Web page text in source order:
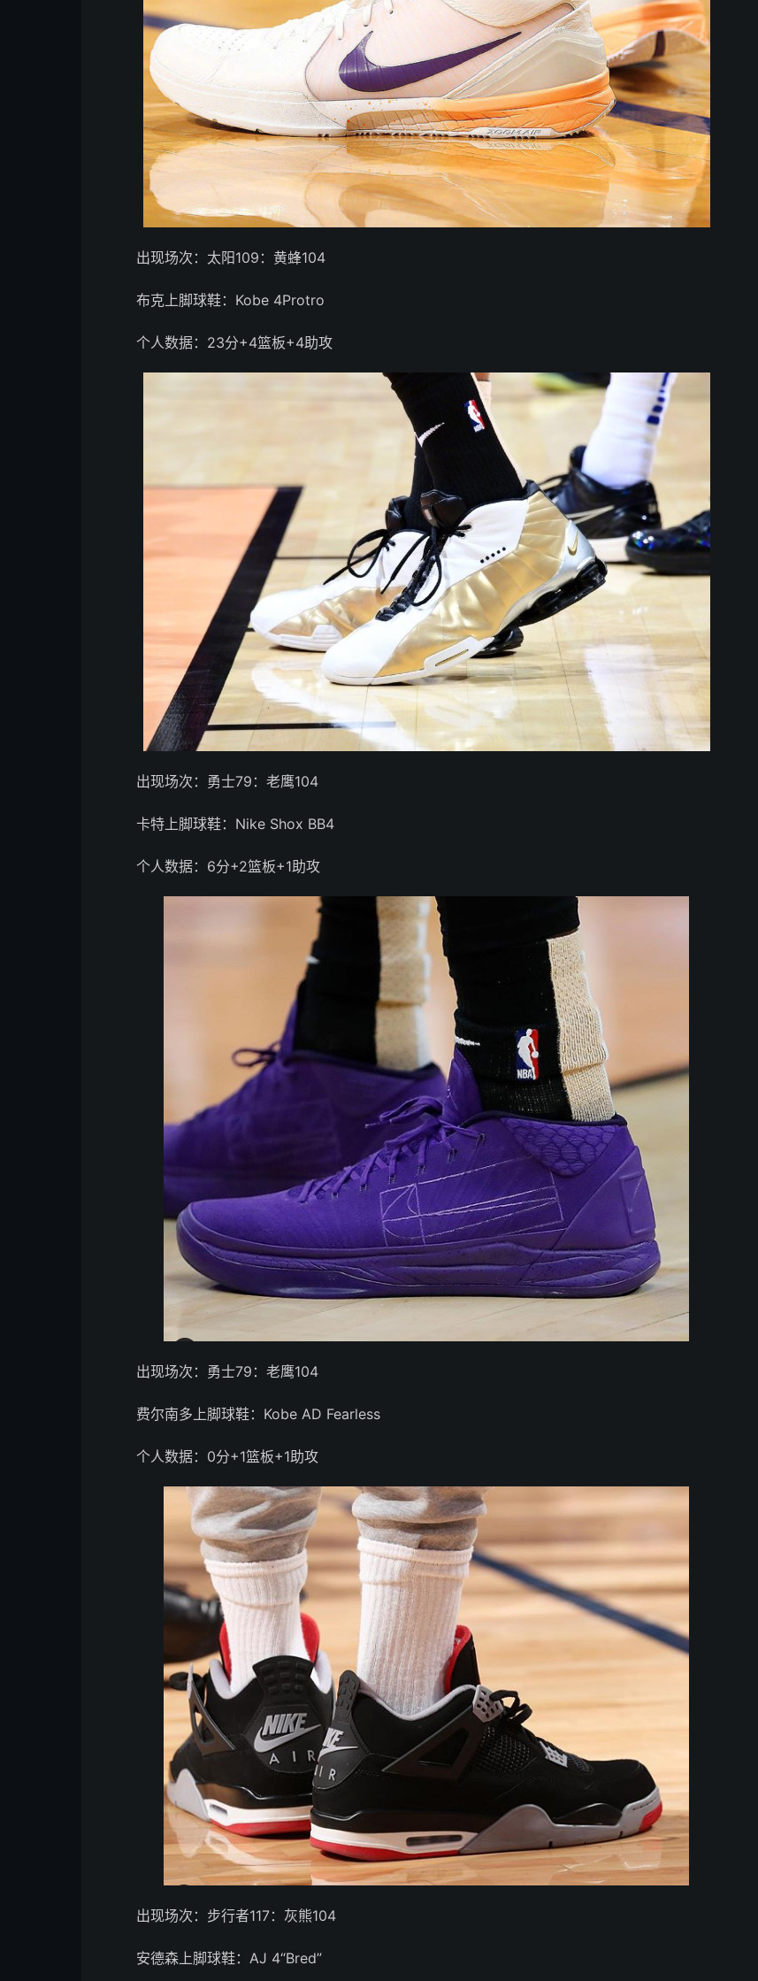
出现场次：太阳109：黄蜂104
布克上脚球鞋：Kobe 4Protro
个人数据：23分+4篮板+4助攻
出现场次：勇士79：老鹰104
卡特上脚球鞋：Nike Shox BB4
个人数据：6分+2篮板+1助攻
出现场次：勇士79：老鹰104
费尔南多上脚球鞋：Kobe AD Fearless
个人数据：0分+1篮板+1助攻
出现场次：步行者117：灰熊104
安德森上脚球鞋：AJ 4“Bred”